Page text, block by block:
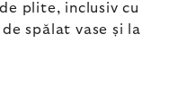
plite, inclusiv cu
spălat vase și la